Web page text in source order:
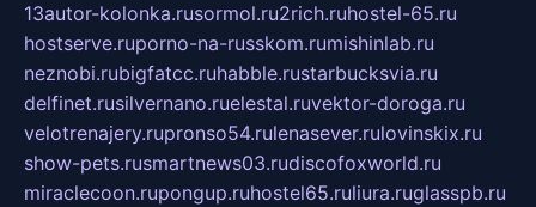
13autor-kolonka.rusormol.ru2rich.ruhostel-65.ru
hostserve.ruporno-na-russkom.rumishinlab.ru
neznobi.rubigfatcc.ruhabble.rustarbucksvia.ru
delfinet.rusilvernano.ruelestal.ruvektor-doroga.ru
velotrenajery.rupronso54.rulenasever.rulovinskix.ru
show-pets.rusmartnews03.rudiscofoxworld.ru
miraclecoon.rupongup.ruhostel65.ruliura.ruglasspb.ru